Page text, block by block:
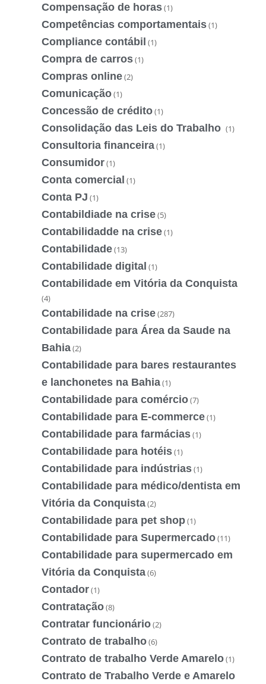
Compensação de horas(1)
Competências comportamentais(1)
Compliance contábil (1)
Compra de carros(1)
Compras online(2)
Comunicação(1)
Concessão de crédito(1)
Consolidação das Leis do Trabalho (1)
Consultoria financeira(1)
Consumidor(1)
Conta comercial (1)
Conta PJ (1)
Contabildiade na crise(5)
Contabilidadde na crise(1)
Contabilidade(13)
Contabilidade digital (1)
Contabilidade em Vitória da Conquista
(4)
Contabilidade na crise(287)
Contabilidade para Área da Saude na
Bahia(2)
Contabilidade para bares restaurantes
e lanchonetes na Bahia(1)
Contabilidade para comércio(7)
Contabilidade para E-commerce(1)
Contabilidade para farmácias(1)
Contabilidade para hotéis(1)
Contabilidade para indústrias(1)
Contabilidade para médico/dentista em
Vitória da Conquista(2)
Contabilidade para pet shop(1)
Contabilidade para Supermercado(11)
Contabilidade para supermercado em
Vitória da Conquista(6)
Contador(1)
Contratação(8)
Contratar funcionário(2)
Contrato de trabalho(6)
Contrato de trabalho Verde Amarelo(1)
Contrato de Trabalho Verde e Amarelo